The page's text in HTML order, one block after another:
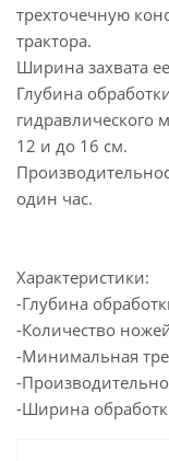
трехточечную
трактора.
Ширина захвата
Глубина
гидравлического
12 и до 16 см.
один час.
Характеристики:
-Глубина
-Количество
-Минимальная
-
-Ширина